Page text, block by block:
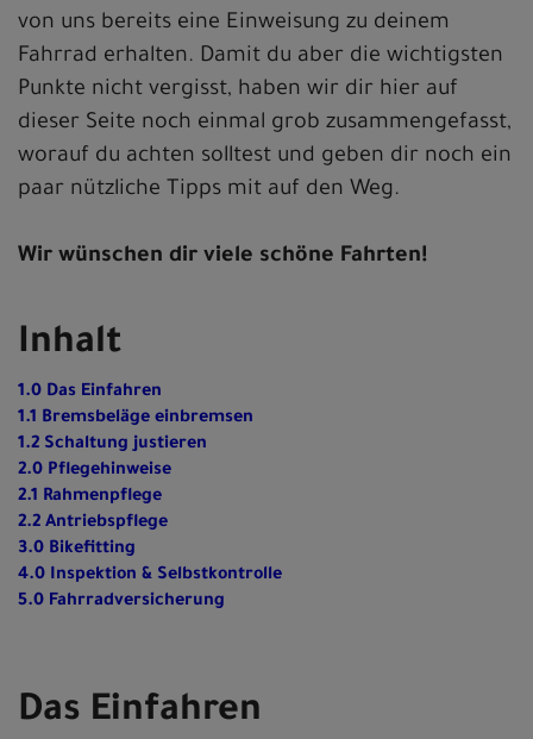
von uns bereits eine Einweisung zu deinem
Fahrrad erhalten. Damit du aber die wichtigsten
Punkte nicht vergisst, haben wir dir hier auf
dieser Seite noch einmal grob zusammengefasst,
worauf du achten solltest und geben dir noch ein
paar nützliche Tipps mit auf den Weg.
Wir wünschen dir viele schöne Fahrten!
Inhalt
1.0 Das Einfahren
1.1 Bremsbeläge einbremsen
1.2 Schaltung justieren
2.0 Pflegehinweise
2.1 Rahmenpflege
2.2 Antriebspflege
3.0 Bikefitting
4.0 Inspektion & Selbstkontrolle
5.0 Fahrradversicherung
Das Einfahren